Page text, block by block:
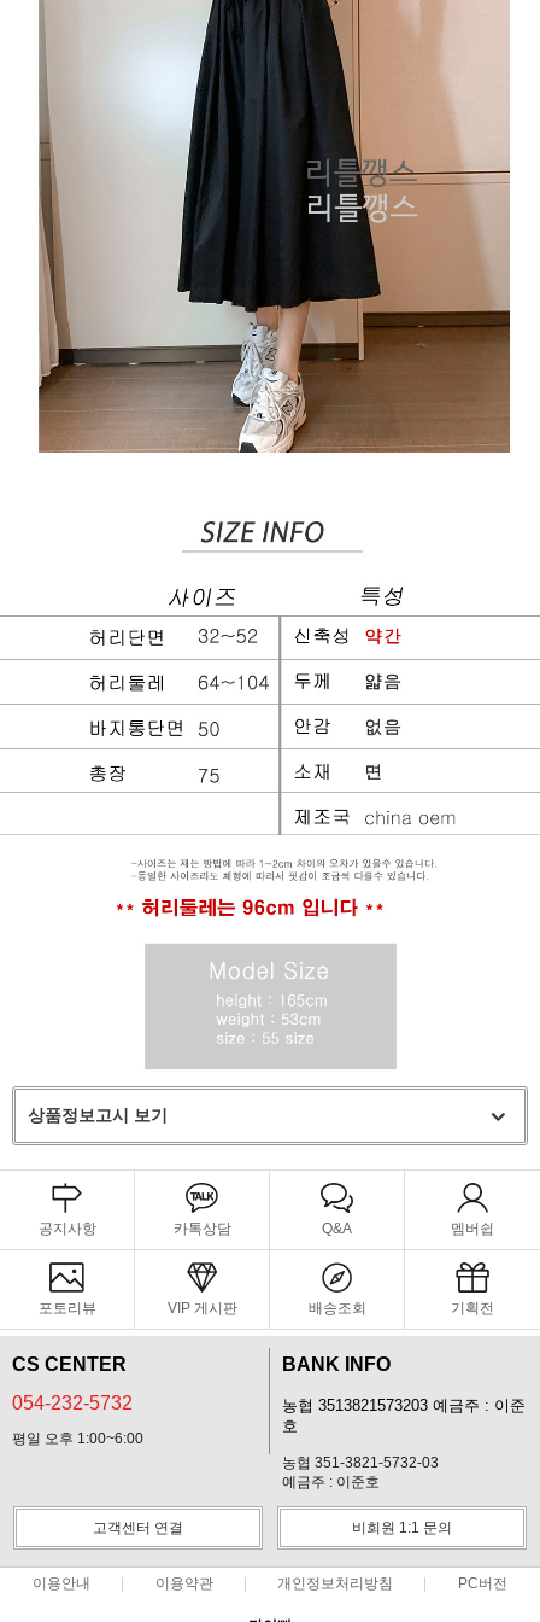
상품정보고시 보기
공지사항 카톡상담 Q&A 멤버쉽
포토리뷰 VIP 게시판 배송조회 기획전
CS CENTER
054-232-5732
평일 오후 1:00~6:00
BANK INFO
농협 3513821573203 예금주 : 이준
호
농협 351-3821-5732-03
예금주 : 이준호
고객센터 연결 비회원 1:1 문의
이용안내 이용약관 개인정보처리방침 PC버전